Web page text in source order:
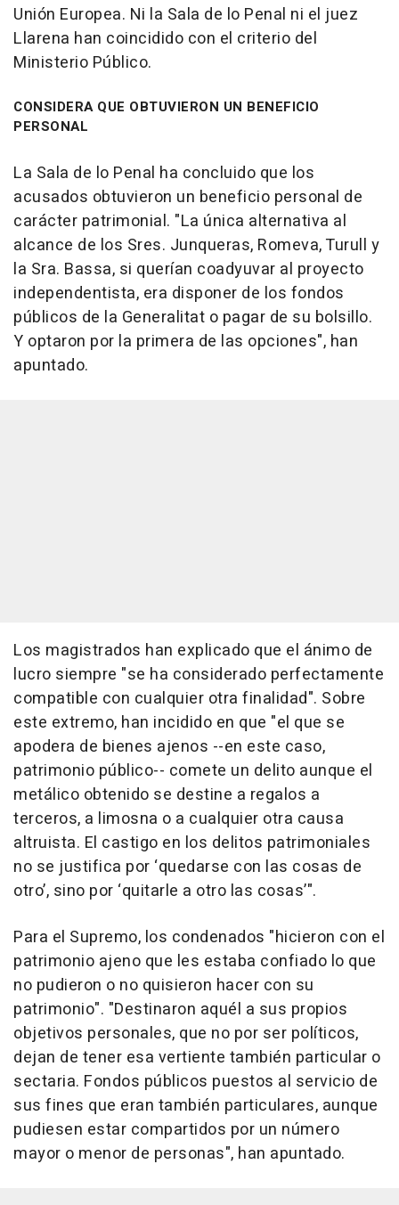
Unión Europea. Ni la Sala de lo Penal ni el juez
Llarena han coincidido con el criterio del
Ministerio Público.
CONSIDERA QUE OBTUVIERON UN BENEFICIO
PERSONAL
La Sala de lo Penal ha concluido que los
acusados obtuvieron un beneficio personal de
carácter patrimonial. "La única alternativa al
alcance de los Sres. Junqueras, Romeva, Turull y
la Sra. Bassa, si querían coadyuvar al proyecto
independentista, era disponer de los fondos
públicos de la Generalitat o pagar de su bolsillo.
Y optaron por la primera de las opciones", han
apuntado.
Los magistrados han explicado que el ánimo de
lucro siempre "se ha considerado perfectamente
compatible con cualquier otra finalidad". Sobre
este extremo, han incidido en que "el que se
apodera de bienes ajenos --en este caso,
patrimonio público-- comete un delito aunque el
metálico obtenido se destine a regalos a
terceros, a limosna o a cualquier otra causa
altruista. El castigo en los delitos patrimoniales
no se justifica por ‘quedarse con las cosas de
otro’, sino por ‘quitarle a otro las cosas’".
Para el Supremo, los condenados "hicieron con el
patrimonio ajeno que les estaba confiado lo que
no pudieron o no quisieron hacer con su
patrimonio". "Destinaron aquél a sus propios
objetivos personales, que no por ser políticos,
dejan de tener esa vertiente también particular o
sectaria. Fondos públicos puestos al servicio de
sus fines que eran también particulares, aunque
pudiesen estar compartidos por un número
mayor o menor de personas", han apuntado.